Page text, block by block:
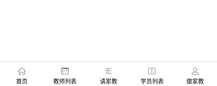
首页 教师列表 请家教 学员列表 做家教